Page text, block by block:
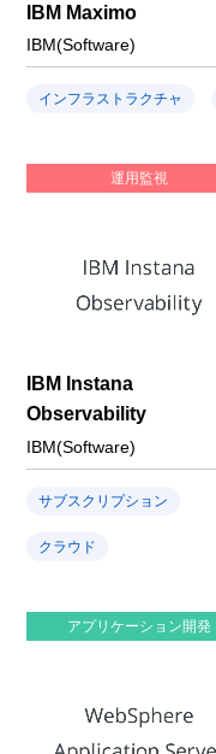
IBM Maximo
IBM(Software)
インフラストラクチャ
運用監視
IBM Instana
Observability
IBM(Software)
サブスクリプション
クラウド
アプリケーション開発